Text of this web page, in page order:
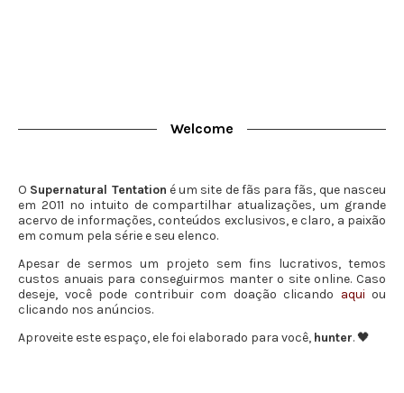
Welcome
O Supernatural Tentation é um site de fãs para fãs, que nasceu
em 2011 no intuito de compartilhar atualizações, um grande
acervo de informações, conteúdos exclusivos, e claro, a paixão
em comum pela série e seu elenco.
Apesar de sermos um projeto sem fins lucrativos, temos
custos anuais para conseguirmos manter o site online. Caso
deseje, você pode contribuir com doação clicando aqui ou
clicando nos anúncios.
Aproveite este espaço, ele foi elaborado para você, hunter. 🖤